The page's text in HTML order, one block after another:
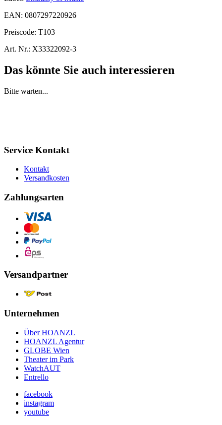
EAN: 0807297220926
Preiscode: T103
Art. Nr.: X33322092-3
Das könnte Sie auch interessieren
Bitte warten...
Service Kontakt
Kontakt
Versandkosten
Zahlungsarten
Versandpartner
Unternehmen
Über HOANZL
HOANZL Agentur
GLOBE Wien
Theater im Park
WatchAUT
Entrello
facebook
instagram
youtube